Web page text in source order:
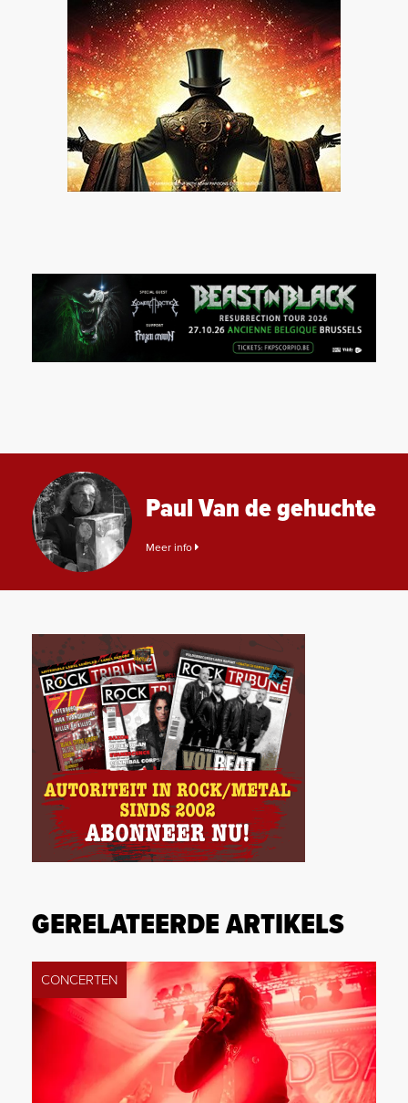
Paul Van de gehuchte
Meer info
GERELATEERDE ARTIKELS
CONCERTEN